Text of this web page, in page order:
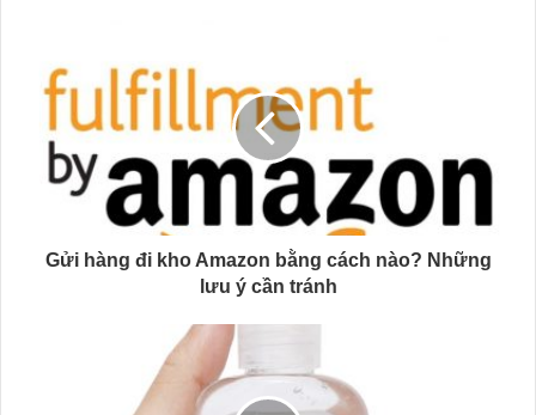
Gửi hàng đi kho Amazon bằng cách nào? Những
lưu ý cần tránh